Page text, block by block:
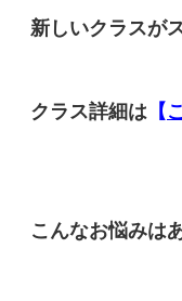
新しいクラスが
クラス詳細は 【
こんなお悩みは